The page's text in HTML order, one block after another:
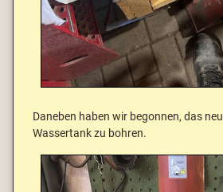
Daneben haben wir begonnen, das
Wassertank zu bohren.